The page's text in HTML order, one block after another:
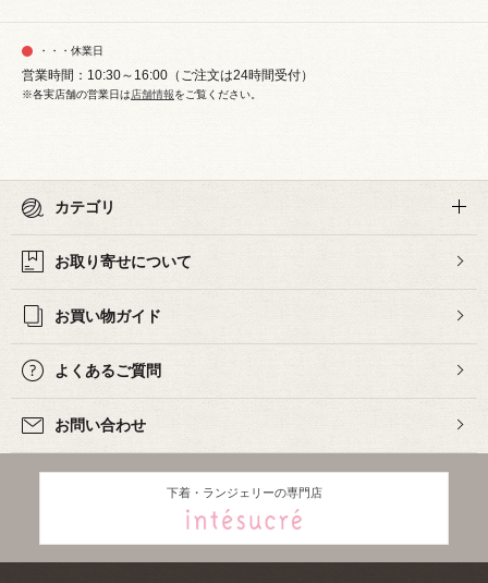
・・・休業日
営業時間：10:30～16:00（ご注文は24時間受付）
※各実店舗の営業日は店舗情報をご覧ください。
カテゴリ
お取り寄せについて
お買い物ガイド
よくあるご質問
お問い合わせ
下着・ランジェリーの専門店